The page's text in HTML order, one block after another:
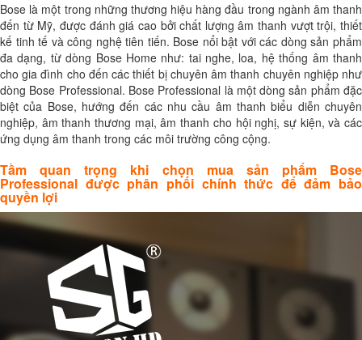
Bose là một trong những thương hiệu hàng đầu trong ngành âm thanh
đến từ Mỹ, được đánh giá cao bởi chất lượng âm thanh vượt trội, thiết
kế tinh tế và công nghệ tiên tiến. Bose nổi bật với các dòng sản phẩm
đa dạng, từ dòng Bose Home như: tai nghe, loa, hệ thống âm thanh
cho gia đình cho đến các thiết bị chuyên âm thanh chuyên nghiệp như
dòng Bose Professional. Bose Professional là một dòng sản phẩm đặc
biệt của Bose, hướng đến các nhu cầu âm thanh biểu diễn chuyên
nghiệp, âm thanh thương mại, âm thanh cho hội nghị, sự kiện, và các
ứng dụng âm thanh trong các môi trường công cộng.
Tầm quan trọng khi chọn mua sản phẩm Bose
Professional được phân phối chính thức để đảm bảo
quyền lợi